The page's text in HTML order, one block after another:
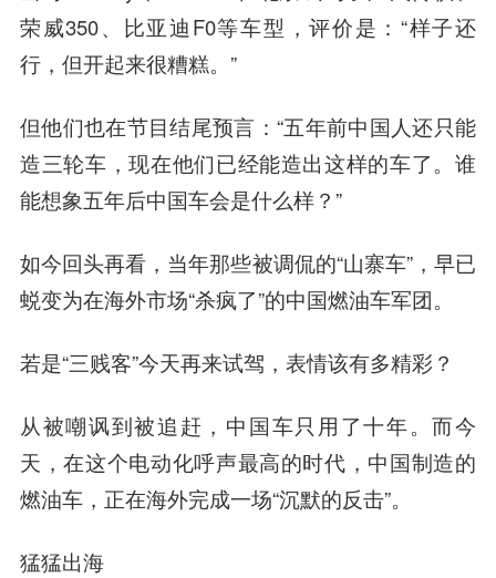
荣威350、比亚迪F0等车型，评价是：“样子还
行，但开起来很糟糕。”
但他们也在节目结尾预言：“五年前中国人还只能
造三轮车，现在他们已经能造出这样的车了。谁
能想象五年后中国车会是什么样？”
如今回头再看，当年那些被调侃的“山寨车”，早已
蜕变为在海外市场“杀疯了”的中国燃油车军团。
若是“三贱客”今天再来试驾，表情该有多精彩？
从被嘲讽到被追赶，中国车只用了十年。而今
天，在这个电动化呼声最高的时代，中国制造的
燃油车，正在海外完成一场“沉默的反击”。
猛猛出海